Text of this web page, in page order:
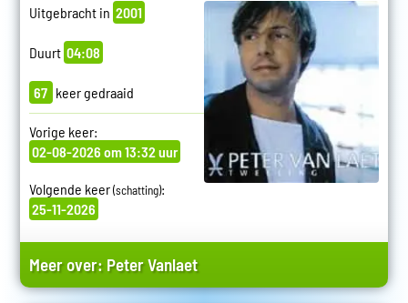
Uitgebracht in 2001
Duurt 04:08
67 keer gedraaid
Vorige keer:
02-08-2026 om 13:32 uur
Volgende keer(schatting):
25-11-2026
Meer over: Peter Vanlaet